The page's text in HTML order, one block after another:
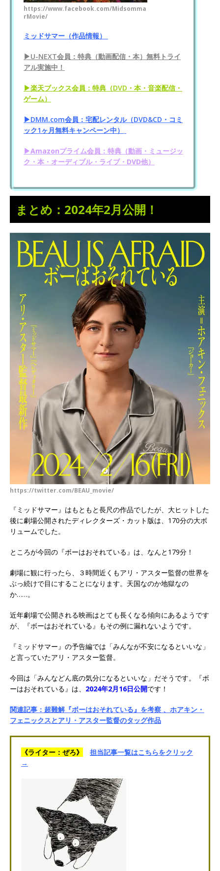
https://www.facebook.com/Midsomma
rMovie/
ミッドサマー（作品情報）
▶U-NEXT会員：特典（動画配信・本）無料トライ
アル実施中！
▶楽天ブックス会員：特典（DVD・本・音楽配信・
ゲーム）
▶DMM.com会員：宅配レンタル（DVD&CD・コミ
ック1ヶ月無料キャンペーン中）
▶Amazonプライム会員：特典（動画・ミュージッ
ク・本・オーディブル・ライブ・DVD他）
まとめ：2024年2月公開！
https://twitter.com/BEAU_movie/
『ミッドサマー』はもともと長尺の作品でしたが、大ヒットした
後に劇場公開されたディレクターズ・カット版は、170分の大ボ
リュームでした。
ところが今回の『ボーはおそれている』は、なんと179分！
劇場に観に行ったら、３時間近くもアリ・アスター監督の世界を
ぶっ続けで目にすることになります。天国なのか地獄なの
か……。
近年劇場で公開される映画はとても長くなる傾向にあるようです
が、『ボーはおそれている』もその例に漏れないようです。
『ミッドサマー』の予告編では「みんなが不安になるといいな」
と言っていたアリ・アスター監督。
今回は「みんなどん底の気分になるといいな」だそうです。『ボ
ーはおそれている』は、 2024年2月16日公開です！
関連記事：超難解『ボーはおそれている』を考察 、ホアキン・
フェニックスとアリ・アスター監督のタッグ作品
《ライター：ぜろ》
担当記事一覧はこちらをクリック
→